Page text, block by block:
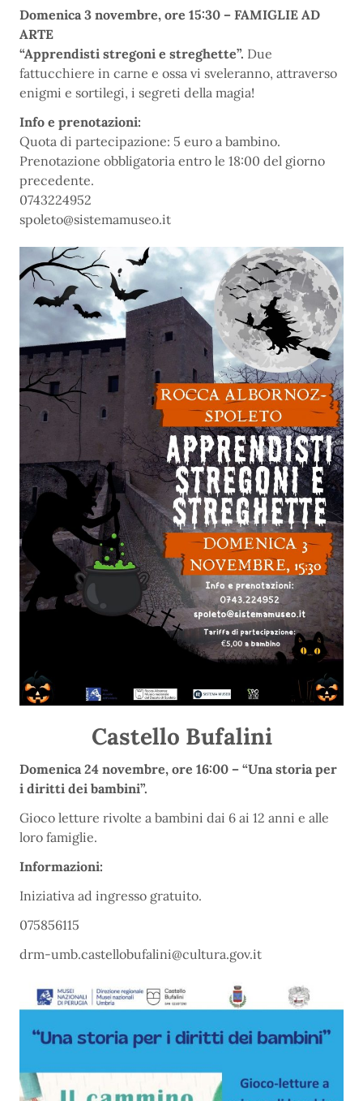
Domenica 3 novembre, ore 15:30 – FAMIGLIE AD
ARTE
“Apprendisti stregoni e streghette”. Due
fattucchiere in carne e ossa vi sveleranno, attraverso
enigmi e sortilegi, i segreti della magia!
Info e prenotazioni:
Quota di partecipazione: 5 euro a bambino.
Prenotazione obbligatoria entro le 18:00 del giorno
precedente.
0743224952
spoleto@sistemamuseo.it
Castello Bufalini
Domenica 24 novembre, ore 16:00 – “Una storia per
i diritti dei bambini”.
Gioco letture rivolte a bambini dai 6 ai 12 anni e alle
loro famiglie.
Informazioni:
Iniziativa ad ingresso gratuito.
075856115
drm-umb.castellobufalini@cultura.gov.it